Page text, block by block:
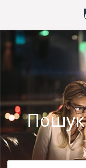
Пошук